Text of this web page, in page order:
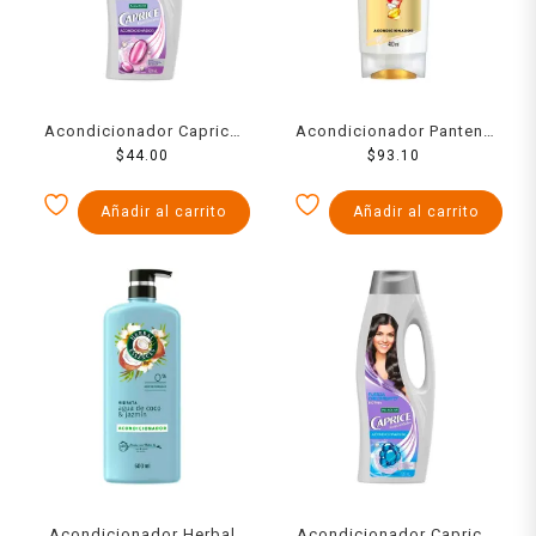
Acondicionador Caprice
especialidades fuerza
$44.00
Añadir al carrito
Acondicionador Pantene
Pro V rizos definidos 400
$ 93.10
Añadir al carrito